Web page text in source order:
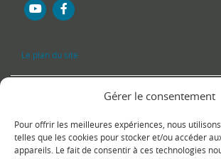
Gérer le consentement
Pour offrir les meilleures expériences, nous
telles que les cookies pour stocker et/ou accéder
appareils. Le fait de consentir à ces technologies
Le plan du site